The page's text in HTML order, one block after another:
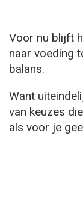
Voor nu blijft
naar voeding
balans.
Want
van keuzes
als voor je